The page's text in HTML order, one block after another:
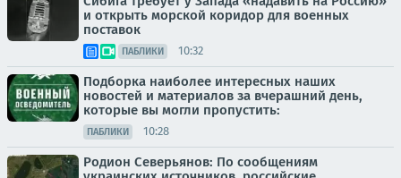
и открыть морской коридор для военных
поставок
ПАБЛИКИ 10:32
Подборка наиболее интересных наших
новостей и материалов за вчерашний день,
которые вы могли пропустить:
ПАБЛИКИ 10:28
Родион Северьянов: По сообщениям